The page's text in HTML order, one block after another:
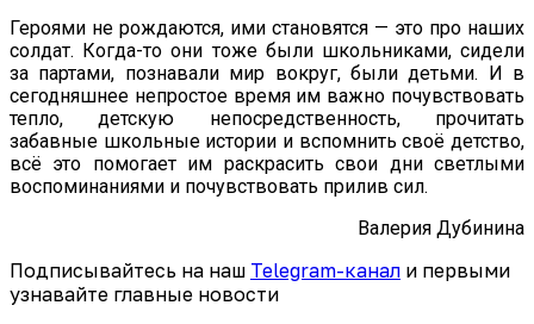
Героями не рождаются, ими становятся — это про наших
солдат. Когда-то они тоже были школьниками, сидели
за партами, познавали мир вокруг, были детьми. И в
сегодняшнее непростое время им важно почувствовать
тепло, детскую непосредственность, прочитать
забавные школьные истории и вспомнить своё детство,
всё это помогает им раскрасить свои дни светлыми
воспоминаниями и почувствовать прилив сил.
Валерия Дубинина
Подписывайтесь на наш Telegram-канал и первыми
узнавайте главные новости